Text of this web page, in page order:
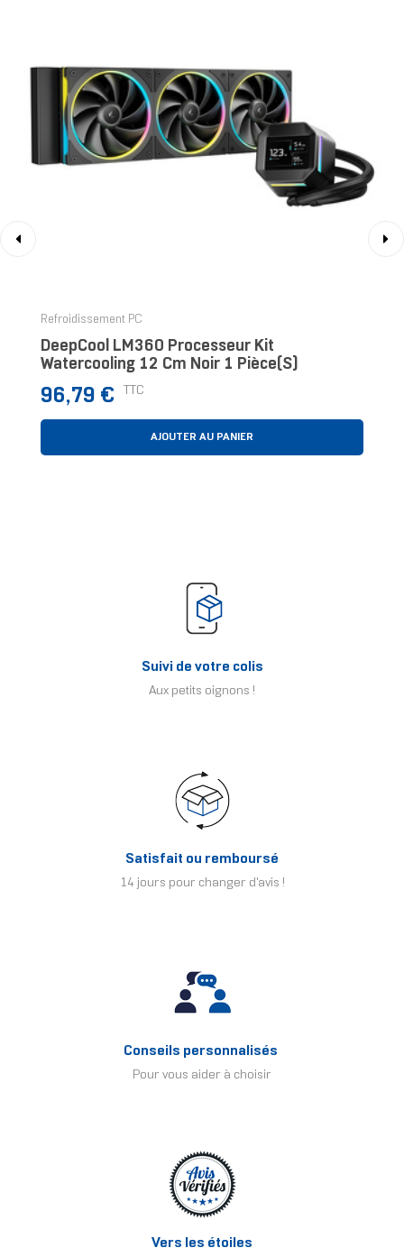
Refroidissement PC
DeepCool LM360 Processeur Kit
Watercooling 12 Cm Noir 1 Pièce(s)
Prix
96,79 € TTC
AJOUTER AU PANIER
Suivi de votre colis
Aux petits oignons !
Satisfait ou remboursé
14 jours pour changer d'avis !
Conseils personnalisés
Pour vous aider à choisir
Vers les étoiles